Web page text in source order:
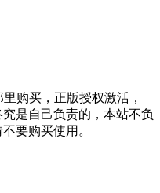
购买，正版授权激活，
是自己负责的，本站不负
要购买使用。